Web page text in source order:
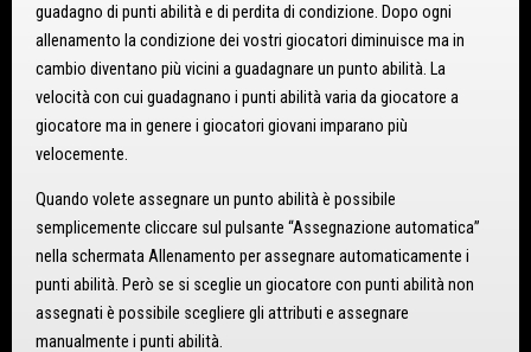
guadagno di punti abilità e di perdita di condizione. Dopo ogni
allenamento la condizione dei vostri giocatori diminuisce ma in
cambio diventano più vicini a guadagnare un punto abilità. La
velocità con cui guadagnano i punti abilità varia da giocatore a
giocatore ma in genere i giocatori giovani imparano più
velocemente.
Quando volete assegnare un punto abilità è possibile
semplicemente cliccare sul pulsante “Assegnazione automatica”
nella schermata Allenamento per assegnare automaticamente i
punti abilità. Però se si sceglie un giocatore con punti abilità non
assegnati è possibile scegliere gli attributi e assegnare
manualmente i punti abilità.